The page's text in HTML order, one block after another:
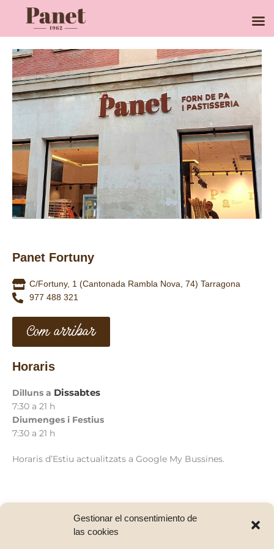
Gestionar el consentimiento de
las cookies
Panet Fortuny
C/Fortuny, 1 (Cantonada Rambla Nova, 74) Tarragona
977 488 321
Com arribar
Horaris
Dilluns a Dissabtes
7:30 a 21 h
Diumenges i Festius
7:30 a 21 h
Horaris d’Estiu actualitzats a Google My Bussines.